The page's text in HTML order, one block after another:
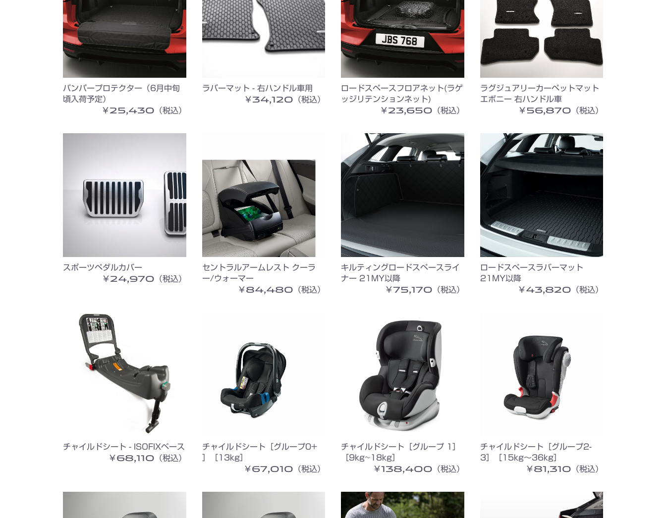
バンパープロテクター（6月中旬
頃入荷予定）
￥25,430（税込）
ラバーマット - 右ハンドル車用
￥34,120（税込）
ロードスペースフロアネット(ラゲ
ッジリテンションネット)
￥23,650（税込）
ラグジュアリーカーペットマット
エボニー 右ハンドル車
￥56,870（税込）
スポーツペダルカバー
￥24,970（税込）
セントラルアームレスト クーラ
ー/ウォーマー
￥84,480（税込）
キルティングロードスペースライ
ナー 21MY以降
￥75,170（税込）
ロードスペースラバーマット
21MY以降
￥43,820（税込）
チャイルドシート - ISOFIXベース
￥68,110（税込）
チャイルドシート［グループ0+
］［13kg］
￥67,010（税込）
チャイルドシート［グループ 1］
［9kg~18kg］
￥138,400（税込）
チャイルドシート［グループ2-
3］［15kg〜36kg］
￥81,310（税込）